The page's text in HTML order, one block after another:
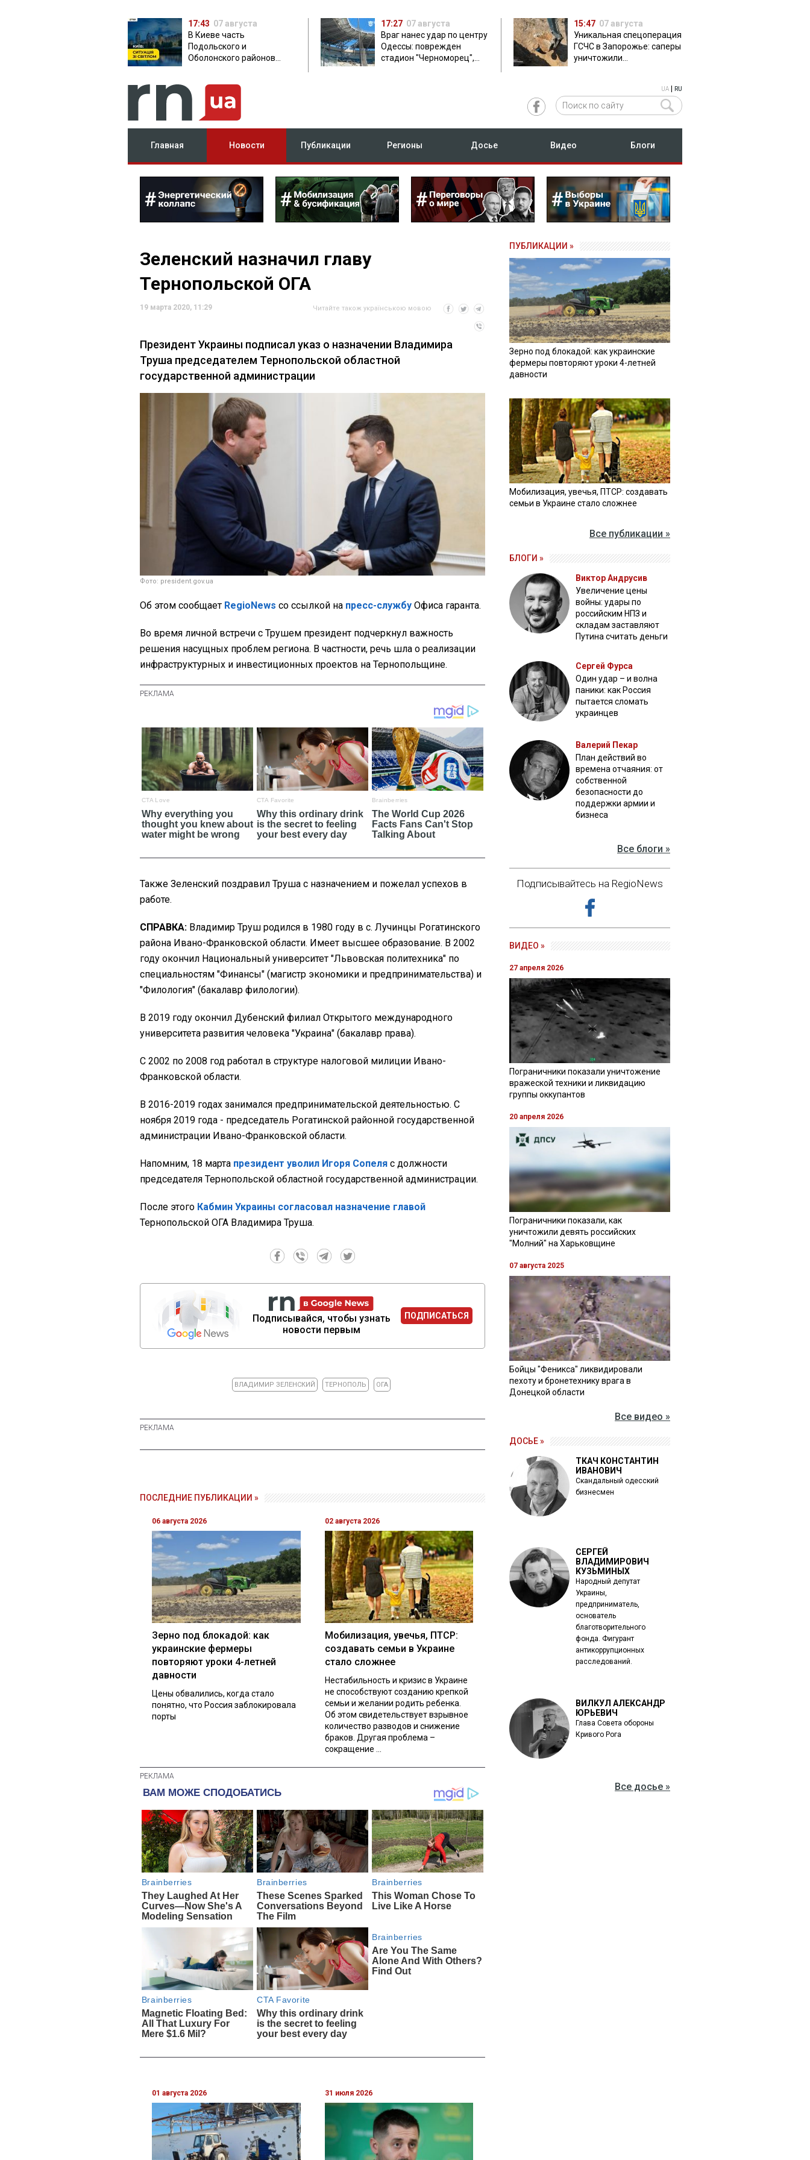
17:43 07 августа
В Киеве часть
Подольского и
Оболонского районов
17:27 07 августа
Враг нанес удар по центру
Одессы: поврежден
стадион "Черноморец",
15:47 07 августа
Уникальная спецоперация
ГСЧС в Запорожье: саперы
уничтожили
UA RU
Главная Новости Публикации Регионы Досье Видео Блоги
Зеленский назначил главу
Тернопольской ОГА
19 марта 2020, 11:29 Читайте також українською мовою
Президент Украины подписал указ о назначении Владимира
Труша председателем Тернопольской областной
государственной администрации
Фото: president.gov.ua
Об этом сообщает RegioNews со ссылкой на пресс-службу Офиса гаранта.
Во время личной встречи с Трушем президент подчеркнул важность
решения насущных проблем региона. В частности, речь шла о реализации
инфраструктурных и инвестиционных проектов на Тернопольщине.
Также Зеленский поздравил Труша с назначением и пожелал успехов в
работе.
СПРАВКА: Владимир Труш родился в 1980 году в с. Лучинцы Рогатинского
района Ивано-Франковской области. Имеет высшее образование. В 2002
году окончил Национальный университет "Львовская политехника" по
специальностям "Финансы" (магистр экономики и предпринимательства) и
"Филология" (бакалавр филологии).
В 2019 году окончил Дубенский филиал Открытого международного
университета развития человека "Украина" (бакалавр права).
С 2002 по 2008 год работал в структуре налоговой милиции Ивано-
Франковской области.
В 2016-2019 годах занимался предпринимательской деятельностью. С
ноября 2019 года - председатель Рогатинской районной государственной
администрации Ивано-Франковской области.
Напомним, 18 марта президент уволил Игоря Сопеля с должности
председателя Тернопольской областной государственной администрации.
После этого Кабмин Украины согласовал назначение главой
Тернопольской ОГА Владимира Труша.
Подписывайся, чтобы узнать
новости первым
ПОДПИСАТЬСЯ
ВЛАДИМИР ЗЕЛЕНСКИЙ ТЕРНОПОЛЬ ОГА
ПОСЛЕДНИЕ ПУБЛИКАЦИИ »
06 августа 2026
Зерно под блокадой: как
украинские фермеры
повторяют уроки 4-летней
давности
Цены обвалились, когда стало
понятно, что Россия заблокировала
порты
02 августа 2026
Мобилизация, увечья, ПТСР:
создавать семьи в Украине
стало сложнее
Нестабильность и кризис в Украине
не способствуют созданию крепкой
семьи и желании родить ребенка.
Об этом свидетельствует взрывное
количество разводов и снижение
браков. Другая проблема –
сокращение ...
01 августа 2026 31 июля 2026
ПУБЛИКАЦИИ »
Зерно под блокадой: как украинские
фермеры повторяют уроки 4-летней
давности
Мобилизация, увечья, ПТСР: создавать
семьи в Украине стало сложнее
Все публикации »
БЛОГИ »
Виктор Андрусив
Увеличение цены
войны: удары по
российским НПЗ и
складам заставляют
Путина считать деньги
Сергей Фурса
Один удар – и волна
паники: как Россия
пытается сломать
украинцев
Валерий Пекар
План действий во
времена отчаяния: от
собственной
безопасности до
поддержки армии и
бизнеса
Все блоги »
Подписывайтесь на RegioNews
ВИДЕО »
27 апреля 2026
Пограничники показали уничтожение
вражеской техники и ликвидацию
группы оккупантов
20 апреля 2026
Пограничники показали, как
уничтожили девять российских
"Молний" на Харьковщине
07 августа 2025
Бойцы "Феникса" ликвидировали
пехоту и бронетехнику врага в
Донецкой области
Все видео »
ДОСЬЕ »
ТКАЧ КОНСТАНТИН
ИВАНОВИЧ
Скандальный одесский
бизнесмен
СЕРГЕЙ
ВЛАДИМИРОВИЧ
КУЗЬМИНЫХ
Народный депутат
Украины,
предприниматель,
основатель
благотворительного
фонда. Фигурант
антикоррупционных
расследований.
ВИЛКУЛ АЛЕКСАНДР
ЮРЬЕВИЧ
Глава Совета обороны
Кривого Рога
Все досье »